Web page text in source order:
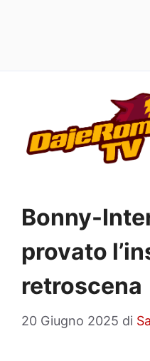
contenuto
Bonny-
provato
retroscena
20 Giugno 2025 di